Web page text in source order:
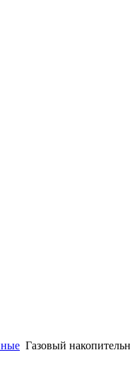
Газовый